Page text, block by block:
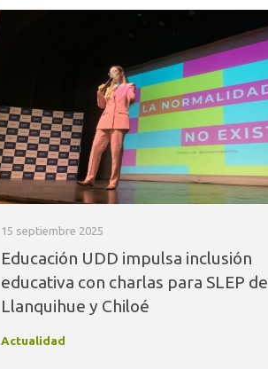
15 septiembre 2025
Educación UDD impulsa inclusión
educativa con charlas para SLEP de
Llanquihue y Chiloé
Actualidad